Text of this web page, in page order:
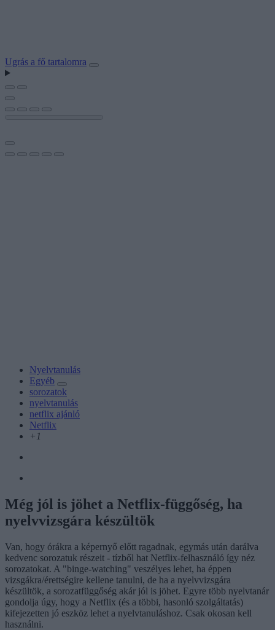
Ugrás a fő tartalomra
Nyelvtanulás
Egyéb
sorozatok
nyelvtanulás
netflix ajánló
Netflix
+1
Még jól is jöhet a Netflix-függőség, ha
nyelvvizsgára készültök
Van, hogy órákra a képernyő előtt ragadnak, egymás után darálva
kedvenc sorozatuk részeit - tízből hat Netflix-felhasználó így néz
sorozatokat. A "binge-watching" veszélyes lehet, ha éppen
vizsgákra/érettségire kellene tanulni, de ha a nyelvvizsgára
készültök, a sorozatfüggőség akár jól is jöhet. Egyre több nyelvtanár
gondolja úgy, hogy a Netflix (és a többi, hasonló szolgáltatás)
kifejezetten jó eszköz lehet a nyelvtanuláshoz. Csak okosan kell
használni.